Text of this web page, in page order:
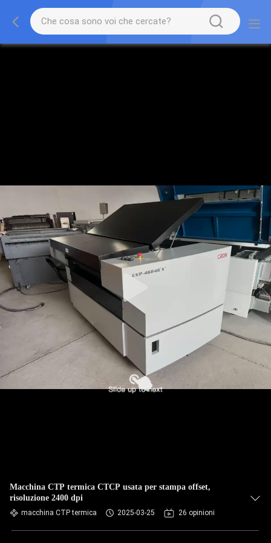
Macchina CTP termica CTCP usata per stampa offset,
risoluzione 2400 dpi
macchina CTP termica 2025-03-25 26 opinioni